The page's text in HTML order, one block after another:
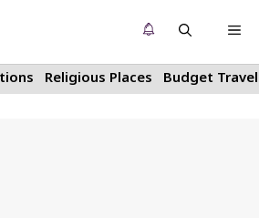
Religious Places Budget Travel